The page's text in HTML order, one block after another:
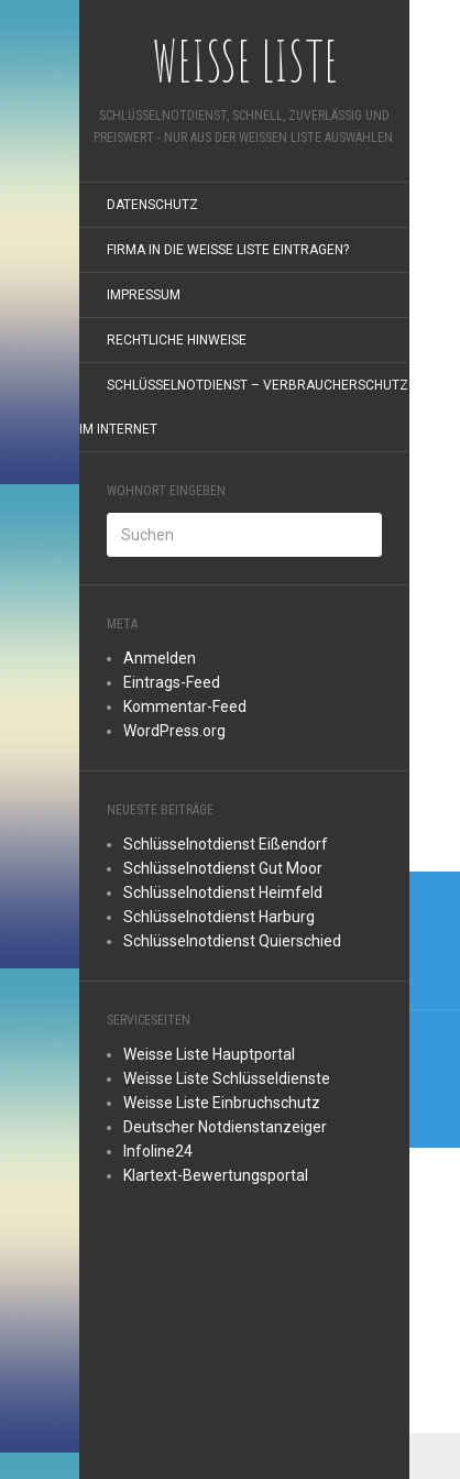
WEISSE LISTE
SCHLÜSSELNOTDIENST, SCHNELL, ZUVERLÄSSIG UND
PREISWERT - NUR AUS DER WEISSEN LISTE AUSWÄHLEN.
DATENSCHUTZ
FIRMA IN DIE WEISSE LISTE EINTRAGEN?
IMPRESSUM
RECHTLICHE HINWEISE
SCHLÜSSELNOTDIENST – VERBRAUCHERSCHUTZ
IM INTERNET
WOHNORT EINGEBEN
META
Anmelden
Eintrags-Feed
Kommentar-Feed
WordPress.org
NEUESTE BEITRÄGE
Schlüsselnotdienst Eißendorf
Schlüsselnotdienst Gut Moor
Schlüsselnotdienst Heimfeld
Schlüsselnotdienst Harburg
Schlüsselnotdienst Quierschied
SERVICESEITEN
Weisse Liste Hauptportal
Weisse Liste Schlüsseldienste
Weisse Liste Einbruchschutz
Deutscher Notdienstanzeiger
Infoline24
Klartext-Bewertungsportal